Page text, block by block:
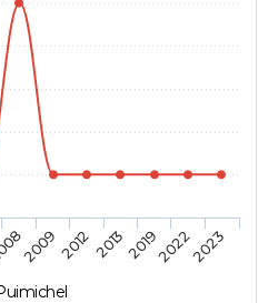
200920122013201920222023